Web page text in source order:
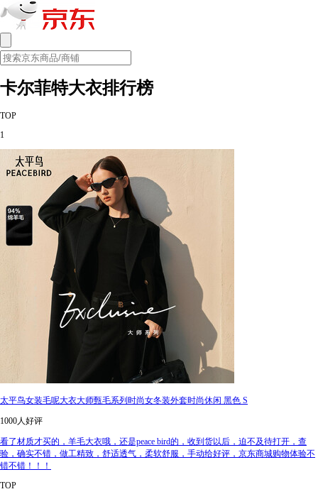
卡尔菲特大衣排行榜
TOP
1
太平鸟女装毛呢大衣大师甄毛系列时尚女冬装外套时尚休闲 黑色 S
1000人好评
看了材质才买的，羊毛大衣哦，还是peace bird的，收到货以后，迫不及待打开，查
验，确实不错，做工精致，舒适透气，柔软舒服，手动给好评，京东商城购物体验不
错不错！！！
TOP